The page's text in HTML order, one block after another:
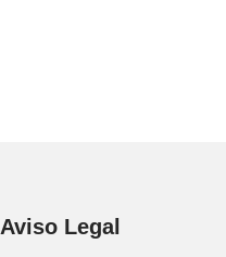
Aviso Legal